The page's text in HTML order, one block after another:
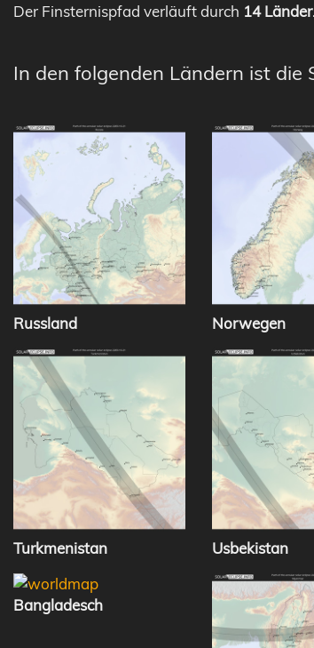
Der Finsternispfad verläuft durch 14 Länder
In den folgenden Ländern ist
Russland Norwegen
Turkmenistan Usbekistan
Bangladesch